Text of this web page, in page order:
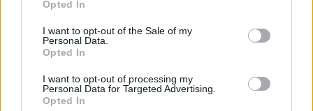
use your data for below specified purposes in below Google
consent section.
Opted In
I want to opt-out of the Sale of my
Personal Data.
Opted In
I want to opt-out of processing my
Personal Data for Targeted Advertising.
Opted In
tömegeket kényszerrel se lehetne rávenni, hogy
nézzenek bele. Pedig hát lennének benne tanulságok.
Így hát meg kell elégednünk annak rögzítésével,
hogy a politikus itt, ott, amott, beszél, látja, aki látja,
érti, aki érti – a karaván meg biceg.